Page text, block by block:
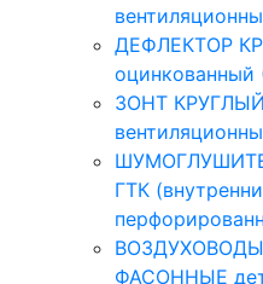
ДЕФЛЕКТОР
оцинкованный
ЗОНТ
ГТК
ВОЗДУХОВОДЫ
ФАСОННЫЕ